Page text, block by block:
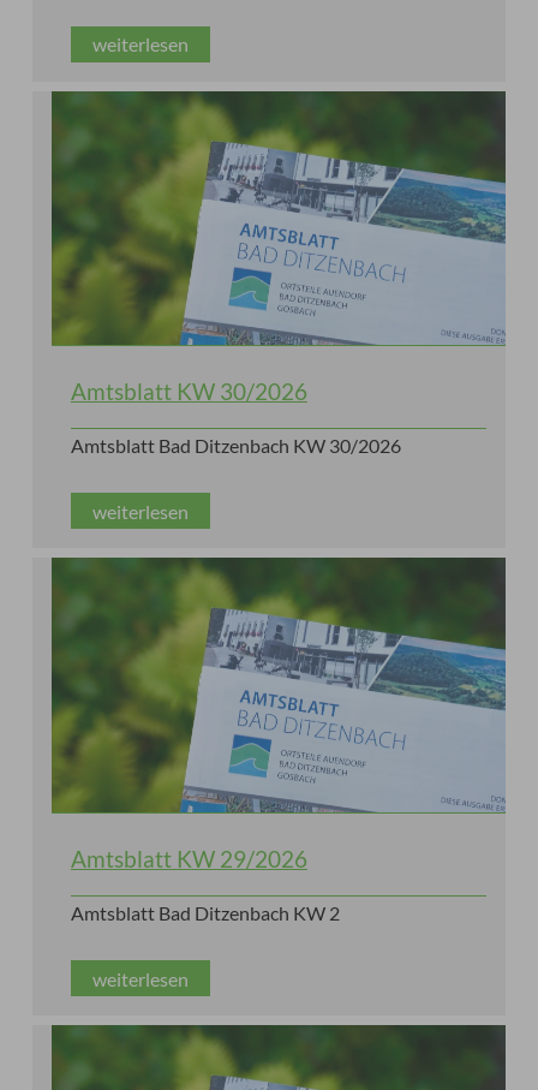
weiterlesen
Amtsblatt KW 30/2026
Amtsblatt Bad Ditzenbach KW 30/2026
weiterlesen
Amtsblatt KW 29/2026
Amtsblatt Bad Ditzenbach KW 2
weiterlesen